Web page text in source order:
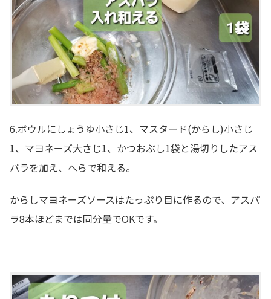
6.ボウルにしょうゆ小さじ1、マスタード(からし)小さじ
1、マヨネーズ大さじ1、かつおぶし1袋と湯切りしたアス
パラを加え、へらで和える。
からしマヨネーズソースはたっぷり目に作るので、アスパ
ラ8本ほどまでは同分量でOKです。